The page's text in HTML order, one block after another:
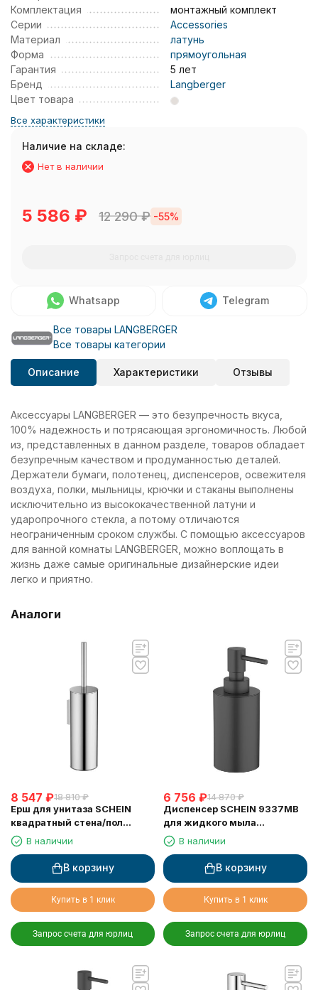
Комплектация
монтажный комплект
Серии
Accessories
Материал
латунь
Форма
прямоугольная
Гарантия
5 лет
Бренд
Langberger
Цвет товара
Все характеристики
Наличие на складе:
Нет в наличии
5 586 ₽ 12 290₽ -55%
Whatsapp Telegram
Все товары LANGBERGER
Все товары категории
Описание Характеристики Отзывы
Аксессуары LANGBERGER — это безупречность вкуса,
100% надежность и потрясающая эргономичность. Любой
из, представленных в данном разделе, товаров обладает
безупречным качеством и продуманностью деталей.
Держатели бумаги, полотенец, диспенсеров, освежителя
воздуха, полки, мыльницы, крючки и стаканы выполнены
исключительно из высококачественной латуни и
ударопрочного стекла, а потому отличаются
неограниченным сроком службы. С помощью аксессуаров
для ванной комнаты LANGBERGER, можно воплощать в
жизнь даже самые оригинальные дизайнерские идеи
легко и приятно.
Аналоги
8 547 ₽18 810 ₽
Ерш для унитаза SCHEIN
квадратный стена/пол
хромированный (9364CH)
В наличии
В корзину
Купить в 1 клик
Запрос счета для юрлиц
6 756 ₽14 870 ₽
Диспенсер SCHEIN 9337MB
для жидкого мыла
настольный черный
В наличии
В корзину
Купить в 1 клик
Запрос счета для юрлиц